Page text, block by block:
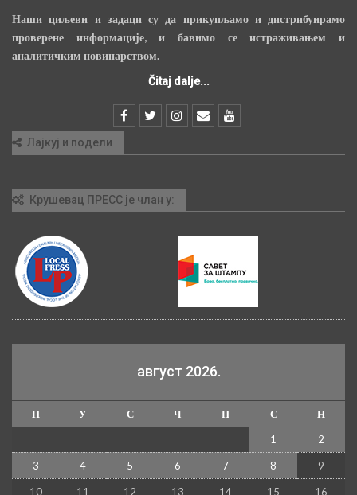
Наши циљеви и задаци су да прикупљамо и дистрибуирамо
проверене информације, и бавимо се истраживањем и
аналитичким новинарством.
Čitaj dalje...
Лајкуј и подели
Крушевац ПРЕСС је члан у:
август 2026.
П У С Ч П С
Н
1
2
3 4 5 6 7 8 9
10 11 12 13 14 15 16